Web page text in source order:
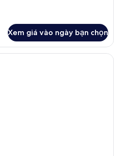
Xem giá vào ngày bạn chọn
Bộ đồ giường kháng dị ứng,